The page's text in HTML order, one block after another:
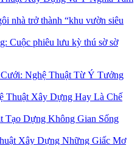
nhà trở thành “khu vườn siêu
Cuộc phiêu lưu kỳ thú sờ sờ
Nghệ Thuật Từ Ý Tưởng
Thuật Xây Dựng Hay Là Chế
Tạo Dựng Không Gian Sống
Xây Dựng Những Giấc Mơ